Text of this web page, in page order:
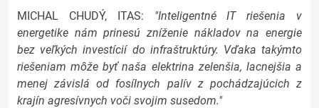
MICHAL CHUDÝ, ITAS: "Inteligentné IT riešenia v
energetike nám prinesú zníženie nákladov na energie
bez veľkých investícií do infraštruktúry. Vďaka takýmto
riešeniam môže byť naša elektrina zelenšia, lacnejšia a
menej závislá od fosílnych palív z pochádzajúcich z
krajín agresívnych voči svojim susedom."